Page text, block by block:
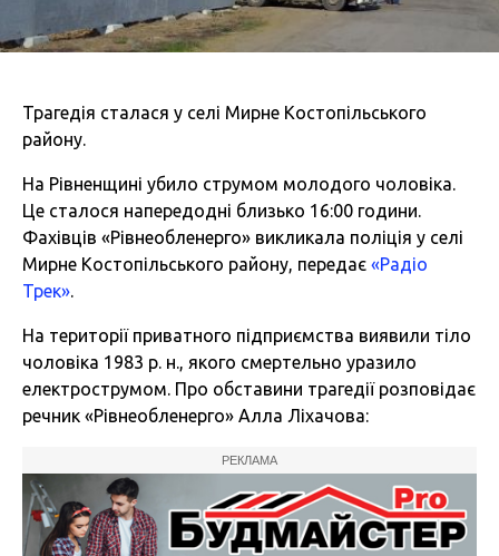
Трагедія сталася у селі Мирне Костопільського
району.
На Рівненщині убило струмом молодого чоловіка.
Це сталося напередодні близько 16:00 години.
Фахівців «Рівнеобленерго» викликала поліція у селі
Мирне Костопільського району, передає «Радіо
Трек».
На території приватного підприємства виявили тіло
чоловіка 1983 р. н., якого смертельно уразило
електрострумом. Про обставини трагедії розповідає
речник «Рівнеобленерго» Алла Ліхачова:
РЕКЛАМА